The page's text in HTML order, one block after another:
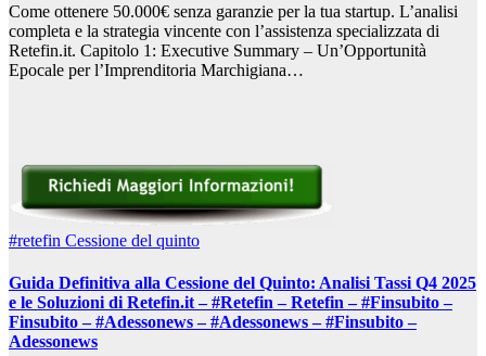
Come ottenere 50.000€ senza garanzie per la tua startup. L’analisi
completa e la strategia vincente con l’assistenza specializzata di
Retefin.it. Capitolo 1: Executive Summary – Un’Opportunità
Epocale per l’Imprenditoria Marchigiana…
#retefin Cessione del quinto
Guida Definitiva alla Cessione del Quinto: Analisi Tassi Q4 2025
e le Soluzioni di Retefin.it – #Retefin – Retefin – #Finsubito –
Finsubito – #Adessonews – #Adessonews – #Finsubito –
Adessonews